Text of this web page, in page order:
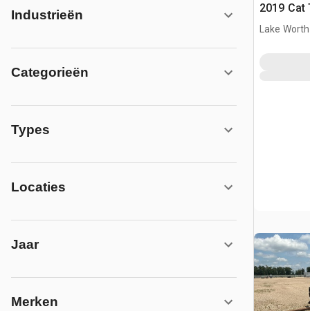
Industrieën
Categorieën
Types
Locaties
Jaar
Merken
2019 Cat
Lake